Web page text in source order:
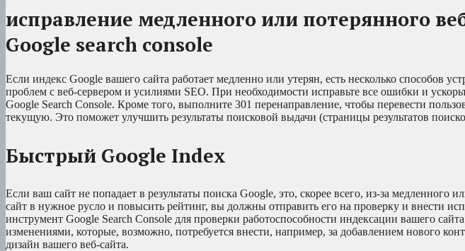
исправление медленного или потерянного
Google search console
Если индекс Google вашего сайта работает медленно или утерян, есть несколько способов
проблем с веб-сервером и усилиями SEO. При необходимости исправьте все ошибки и
Google Search Console. Кроме того, выполните 301 перенаправление, чтобы перевести
текущую. Это поможет улучшить результаты поисковой выдачи (страницы результатов
Быстрый Google Index
Если ваш сайт не попадает в результаты поиска Google, это, скорее всего, из-за медленного
сайт в нужное русло и повысить рейтинг, вы должны отправить его на проверку и внести
инструмент Google Search Console для проверки работоспособности индексации вашего
изменениями, которые, возможно, потребуется внести, например, за добавлением нового
дизайн вашего веб-сайта.